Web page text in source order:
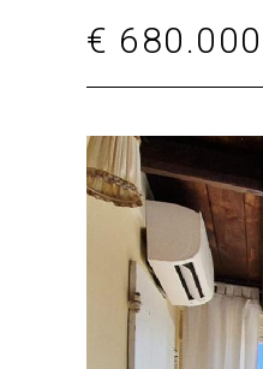
€ 680.000